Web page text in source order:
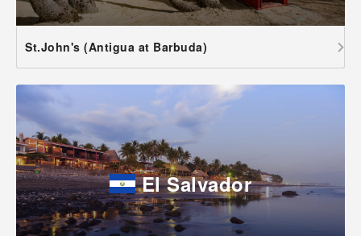
St.John's (Antigua at Barbuda)
El Salvador